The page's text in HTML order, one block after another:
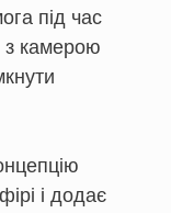
під час
з камерою
і додає